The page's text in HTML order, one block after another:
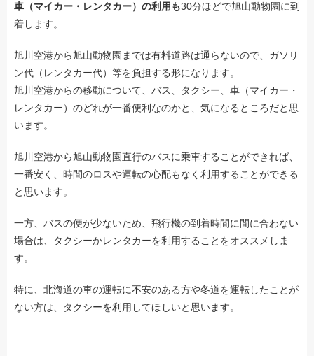
車（マイカー・レンタカー）の利用も30分ほどで旭山動物園に到
着します。
旭川空港から旭山動物園までは有料道路は通らないので、ガソリ
ン代（レンタカー代）等を負担する形になります。
旭川空港からの移動について、バス、タクシー、車（マイカー・
レンタカー）のどれが一番便利なのかと、気になるところだと思
います。
旭川空港から旭山動物園直行のバスに乗車することができれば、
一番安く、時間のロスや運転の心配もなく利用することができる
と思います。
一方、バスの便が少ないため、飛行機の到着時間に間に合わない
場合は、タクシーかレンタカーを利用することをオススメしま
す。
特に、北海道の車の運転に不安のある方や冬道を運転したことが
ない方は、タクシーを利用してほしいと思います。